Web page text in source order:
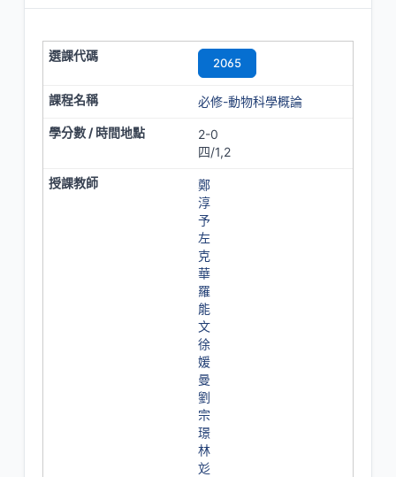
2065
必修-動物科學概論
2-0
四/1,2
鄭
淳
予
左
克
華
羅
能
文
徐
媛
曼
劉
宗
璟
林
彣